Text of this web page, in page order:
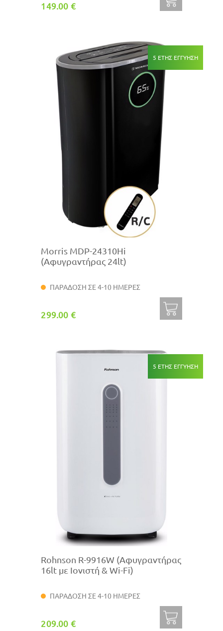
149.00 €
5 ΕΤΗΣ ΕΓΓΥΗΣΗ
Morris MDP-24310Hi
(Αφυγραντήρας 24lt)
ΠΑΡΑΔΟΣΗ ΣΕ 4-10 ΗΜΕΡΕΣ
299.00 €
5 ΕΤΗΣ ΕΓΓΥΗΣΗ
Rohnson R-9916W (Αφυγραντήρας
16lt με Ιονιστή & Wi-Fi)
ΠΑΡΑΔΟΣΗ ΣΕ 4-10 ΗΜΕΡΕΣ
209.00 €